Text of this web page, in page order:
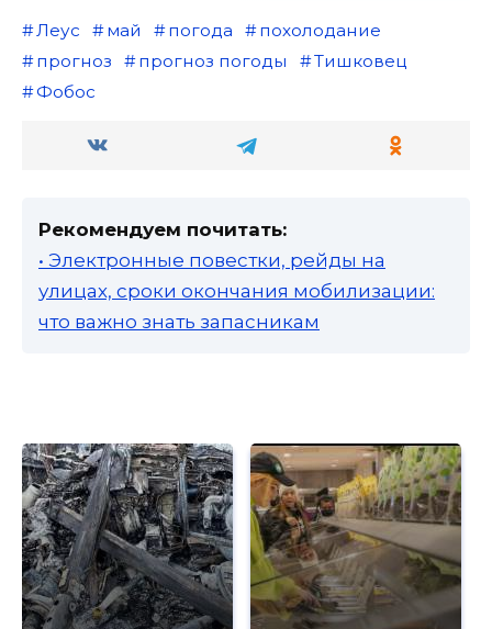
Леус май погода
похолодание
прогноз
прогноз погоды
Тишковец
Фобос
Рекомендуем почитать:
• Электронные повестки, рейды на
улицах, сроки окончания мобилизации:
что важно знать запасникам